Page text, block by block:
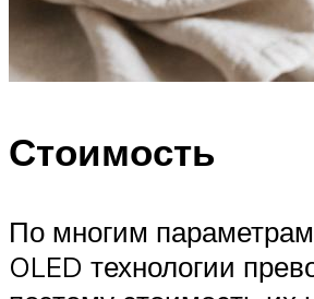
Стоимость
По многим
OLED технологии